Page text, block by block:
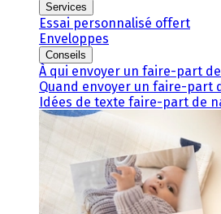
Services
Essai personnalisé offert
Enveloppes
Conseils
À qui envoyer un faire-part
Quand envoyer un faire-part
Idées de texte faire-part de